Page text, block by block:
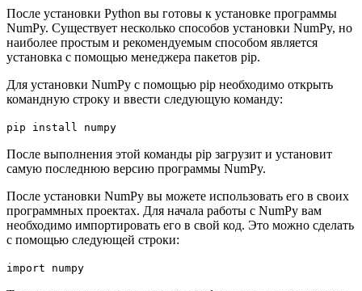
После установки Python вы готовы к установке программы
NumPy. Существует несколько способов установки NumPy, но
наиболее простым и рекомендуемым способом является
установка с помощью менеджера пакетов pip.
Для установки NumPy с помощью pip необходимо открыть
командную строку и ввести следующую команду:
pip install numpy
После выполнения этой команды pip загрузит и установит
самую последнюю версию программы NumPy.
После установки NumPy вы можете использовать его в своих
программных проектах. Для начала работы с NumPy вам
необходимо импортировать его в свой код. Это можно сделать
с помощью следующей строки:
import numpy